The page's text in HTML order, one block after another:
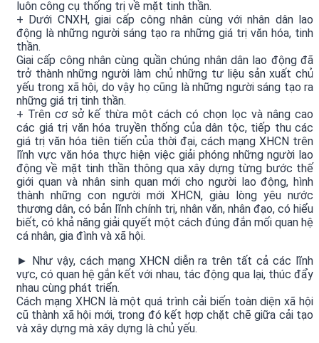
luôn công cụ thống trị về mặt tinh thần.
+ Dưới CNXH, giai cấp công nhân cùng với nhân dân lao
động là những người sáng tạo ra những giá trị văn hóa, tinh
thần.
Giai cấp công nhân cùng quần chúng nhân dân lao động đã
trở thành những người làm chủ những tư liệu sản xuất chủ
yếu trong xã hội, do vậy họ cũng là những người sáng tạo ra
những giá trị tinh thần.
+ Trên cơ sở kế thừa một cách có chọn lọc và nâng cao
các giá trị văn hóa truyền thống của dân tộc, tiếp thu các
giá trị văn hóa tiên tiến của thời đại, cách mạng XHCN trên
lĩnh vực văn hóa thực hiện việc giải phóng những người lao
động về mặt tinh thần thông qua xây dựng từng bước thế
giới quan và nhân sinh quan mới cho người lao động, hình
thành những con người mới XHCN, giàu lòng yêu nước
thương dân, có bản lĩnh chính trị, nhân văn, nhân đạo, có hiểu
biết, có khả năng giải quyết một cách đúng đắn mối quan hệ
cá nhân, gia đình và xã hội.
► Như vậy, cách mạng XHCN diễn ra trên tất cả các lĩnh
vực, có quan hệ gắn kết với nhau, tác động qua lại, thúc đẩy
nhau cùng phát triển.
Cách mạng XHCN là một quá trình cải biến toàn diện xã hội
cũ thành xã hội mới, trong đó kết hợp chặt chẽ giữa cải tạo
và xây dựng mà xây dựng là chủ yếu.